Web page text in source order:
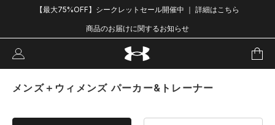
【最大75%OFF】シークレットセール開催中 ｜ 詳細はこちら
商品のお届けに関するお知らせ
メンズ＋ウィメンズ パーカー&トレーナー